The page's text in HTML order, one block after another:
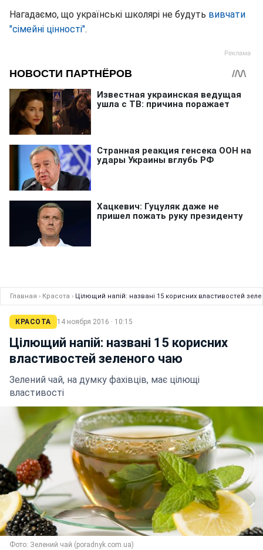
Нагадаємо, що українські школярі не будуть вивчати
"сімейні цінності".
Главная › Красота › Цілющий напій: названі 15 корисних властивостей
КРАСОТА 14 ноября 2016 · 10:15
Цілющий напій: названі 15 корисних
властивостей зеленого чаю
Зелений чай, на думку фахівців, має цілющі
властивості
Фото: Зелений чай (poradnyk.com.ua)